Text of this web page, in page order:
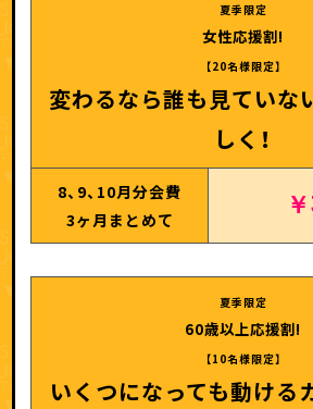
夏季限定
女性応援割!
【20名様限定】
変わるなら誰も見ていな
しく！
8、9、10月分会費
3ヶ月まとめて
夏季限定
60歳以上応援割!
【10名様限定】
いくつになっても動ける